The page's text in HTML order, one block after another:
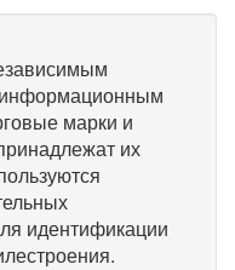
информационным
марки и
их
идентификации